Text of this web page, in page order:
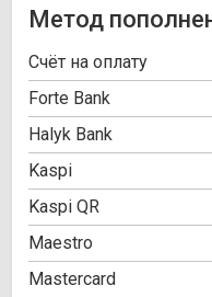
Метод
Cчёт на оплату
Forte Bank
Halyk Bank
Kaspi
Kaspi QR
Maestro
Mastercard